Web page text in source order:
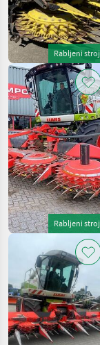
Rabljeni stroj
Rabljeni stroj